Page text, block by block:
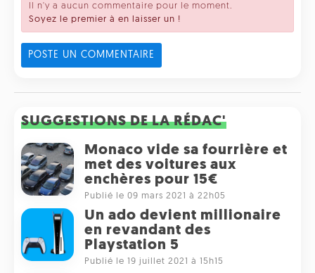
Il n'y a aucun commentaire pour le moment.
Soyez le premier à en laisser un !
POSTE UN COMMENTAIRE
SUGGESTIONS DE LA RÉDAC'
Monaco vide sa fourrière et
met des voitures aux
enchères pour 15€
Publié le 09 mars 2021 à 22h05
Un ado devient millionaire
en revandant des
Playstation 5
Publié le 19 juillet 2021 à 15h15